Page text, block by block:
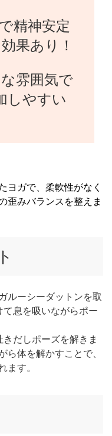
精神安定
果あり！
雰囲気で
しやすい
ヨガで、柔軟性がなく
歪みバランスを整えま
ルーシーダットンを取
て息を吸いながらポー
だしポーズを解きま
ら体を解かすことで、
ます。